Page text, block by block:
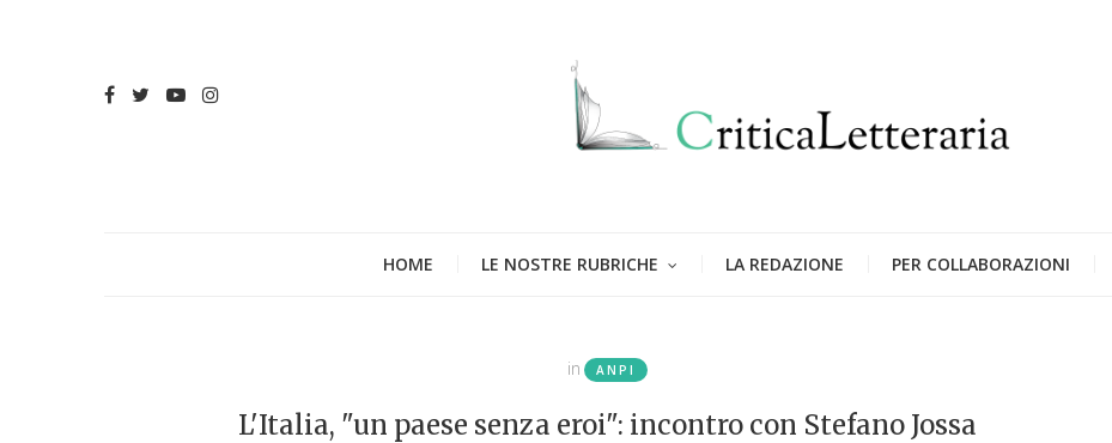
HOME LE NOSTRE RUBRICHE LA REDAZIONE PER COLLABORAZIONI
in ANPI
L'Italia, "un paese senza eroi": incontro con Stefano Jossa